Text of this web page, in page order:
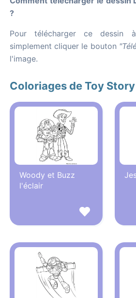
?
Pour télécharger ce dessin
simplement cliquer le bouton
l'image.
Coloriages de Toy Story
Woody et Buzz
l'éclair